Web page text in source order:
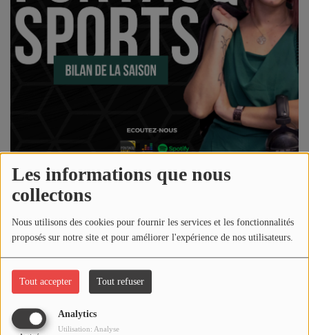
Les informations que nous
collectons
Nous utilisons des cookies pour fournir les services et les fonctionnalités
proposés sur notre site et pour améliorer l'expérience de nos utilisateurs.
Tout accepter Tout refuser
Analytics
Utilisation: Analyse
PODCASTS - SAISON 2026/2027
NOS PROGRAMMES COURTS
ARCHIVES - SAISONS PASSÉES
VOS ÉMISSIONS EN IMAGES
ANNONCEURS & ESPACE PRO
VOTRE PUBLICITÉ SUR PONTACQ RADIO
ÉDUCATION AUX MÉDIAS ET À
L'INFORMATION
EN QUOI ÇA CONSISTE ?
ÉCOUTEZ LES PRODUCTIONS
19 juin 2023 - 22:45
Écouter le podcast
Télécharger le podcast
Réécoutez l'émission
!